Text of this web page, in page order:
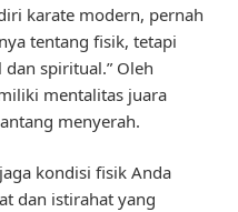
karate modern, pernah
tentang fisik, tetapi
spiritual.” Oleh
mentalitas juara
menyerah.
kondisi fisik Anda
dan istirahat yang